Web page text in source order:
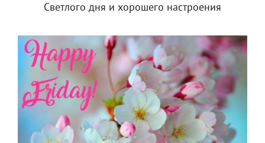
Светлого дня и хорошего настроения